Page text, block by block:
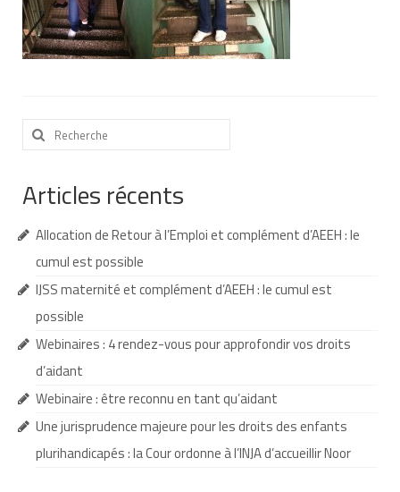
Nos livres
Nos livres adaptés
Les troubles sensoriels
Dossier MDPH
Projet de vie
Demande d’allocations
Demande d’orientation
Autres aides financières
Aides municipales
Rechercher
:
Articles récents
Allocation de Retour à l’Emploi et complément d’AEEH : le
cumul est possible
IJSS maternité et complément d’AEEH : le cumul est
possible
Webinaires : 4 rendez-vous pour approfondir vos droits
d’aidant
Webinaire : être reconnu en tant qu’aidant
Une jurisprudence majeure pour les droits des enfants
plurihandicapés : la Cour ordonne à l’INJA d’accueillir Noor